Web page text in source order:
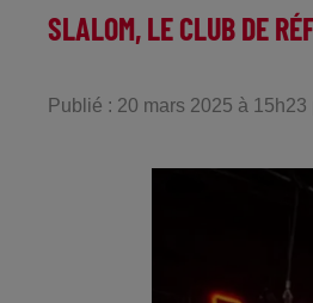
SLALOM, LE CLUB DE
Publié : 20 mars 2025 à